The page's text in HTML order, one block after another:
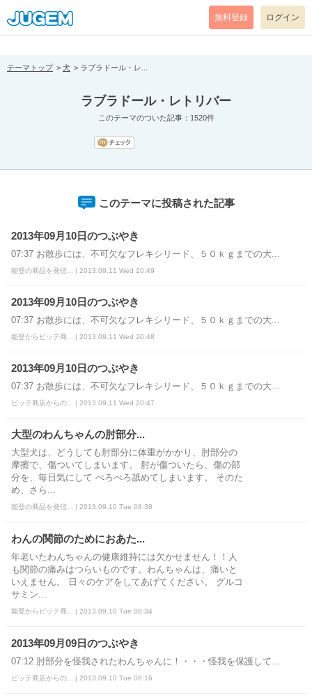
[pear_error: message="Success" code=0 mode=return level=notice
prefix="" info=""]
無料登録 ログイン
テーマトップ 犬 ラブラドール・レ...
ラブラドール・レトリバー
このテーマのついた記事：1520件
このテーマに投稿された記事
2013年09月10日のつぶやき
07:37 お散歩には、不可欠なフレキシリード、５０ｋｇまでの大...
能登の商品を発信... | 2013.09.11 Wed 20:49
2013年09月10日のつぶやき
07:37 お散歩には、不可欠なフレキシリード、５０ｋｇまでの大...
能登からビッテ商... | 2013.09.11 Wed 20:48
2013年09月10日のつぶやき
07:37 お散歩には、不可欠なフレキシリード、５０ｋｇまでの大...
ビッテ商店からの... | 2013.09.11 Wed 20:47
大型のわんちゃんの肘部分...
大型犬は、どうしても肘部分に体重がかかり、肘部分の
摩擦で、傷ついてしまいます。 肘が傷ついたら、傷の部
分を、毎日気にして ぺろぺろ舐めてしまいます。 そのた
め、さら...
能登の商品を発信... | 2013.09.10 Tue 08:38
わんの関節のためにおあた...
年老いたわんちゃんの健康維持には欠かせません！！人
も関節の痛みはつらいものです。わんちゃんは、痛いと
いえません。 日々のケアをしてあげてください。 グルコ
サミン...
能登からビッテ商... | 2013.09.10 Tue 08:34
2013年09月09日のつぶやき
07:12 肘部分を怪我されたわんちゃんに！・・・怪我を保護して...
ビッテ商店からの... | 2013.09.10 Tue 08:16